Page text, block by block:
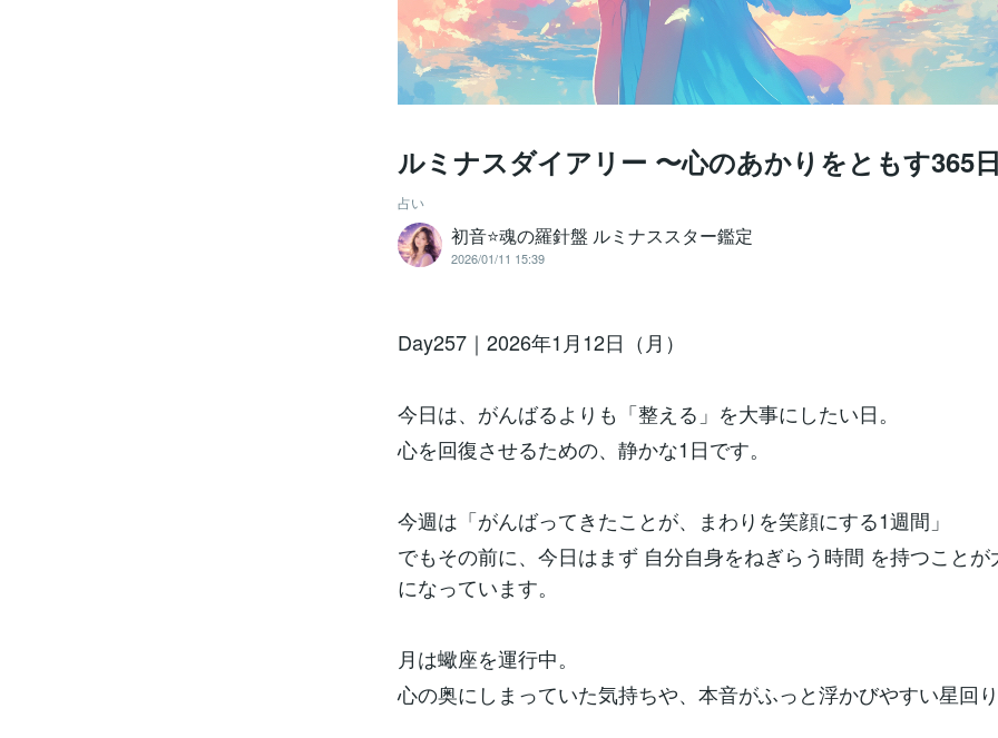
ルミナスダイアリー 〜心のあかりをともす365
占い
初音⭐️魂の羅針盤 ルミナススター鑑定
2026/01/11 15:39
Day257｜2026年1月12日（月）
今日は、がんばるよりも「整える」を大事にしたい日。
心を回復させるための、静かな1日です。
今週は「がんばってきたことが、まわりを笑顔にする1週間」
でもその前に、今日はまず 自分自身をねぎらう時間 を持つことが
になっています。
月は蠍座を運行中。
心の奥にしまっていた気持ちや、本音がふっと浮かびやすい星回